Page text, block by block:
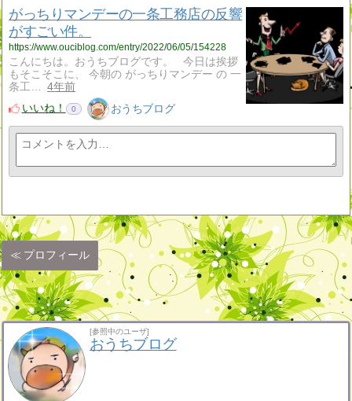
がっちりマンデーの一条工務店の反響
がすごい件。
https://www.ouciblog.com/entry/2022/06/05/154228
こんにちは。おうちブログです。 今日は挨拶
もそこそこに、 今朝の がっちりマンデー の 一
条工…
4年前
いいね！
0 おうちブログ
プロフィール
[参照中のユーザ]
おうちブログ